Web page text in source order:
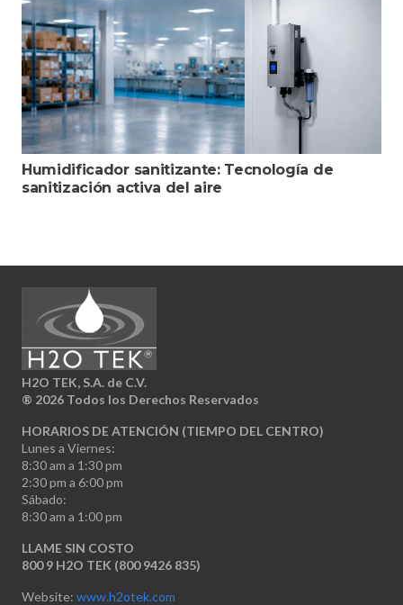
Humidificador sanitizante: Tecnología de
sanitización activa del aire
H2O TEK, S.A. de C.V.
® 2026 Todos los Derechos Reservados
HORARIOS DE ATENCIÓN (TIEMPO DEL CENTRO)
Lunes a Viernes:
8:30 am a 1:30 pm
2:30 pm a 6:00 pm
Sábado:
8:30 am a 1:00 pm
LLAME SIN COSTO
800 9 H2O TEK (800 9426 835)
Website: www.h2otek.com